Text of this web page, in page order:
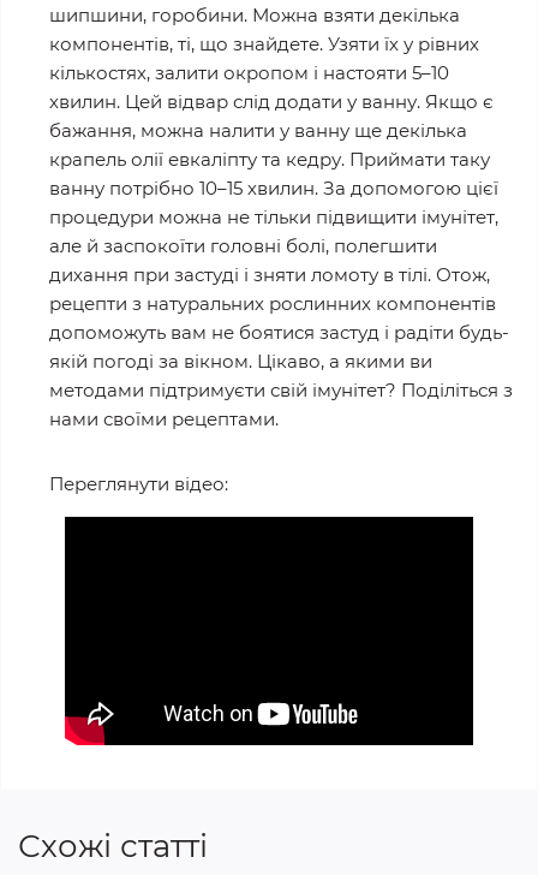
шипшини, горобини. Можна взяти декілька
компонентів, ті, що знайдете. Узяти їх у рівних
кількостях, залити окропом і настояти 5–10
хвилин. Цей відвар слід додати у ванну. Якщо є
бажання, можна налити у ванну ще декілька
крапель олії евкаліпту та кедру. Приймати таку
ванну потрібно 10–15 хвилин. За допомогою цієї
процедури можна не тільки підвищити імунітет,
але й заспокоїти головні болі, полегшити
дихання при застуді і зняти ломоту в тілі. Отож,
рецепти з натуральних рослинних компонентів
допоможуть вам не боятися застуд і радіти будь-
якій погоді за вікном. Цікаво, а якими ви
методами підтримуєти свій імунітет? Поділіться з
нами своїми рецептами.
Переглянути відео:
Схожі статті